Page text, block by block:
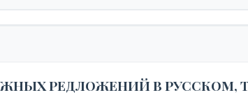
РЕДЛОЖЕНИЙ В